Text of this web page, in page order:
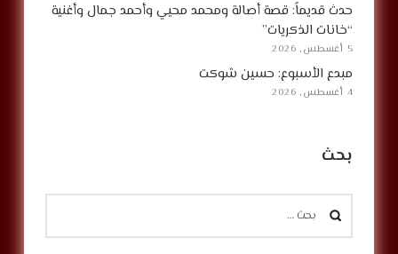
حدث قديماً: قصة أصالة ومحمد محيي وأحمد جمال وأغنية
“خانات الذكريات”
5 أغسطس, 2026
مبدع الأسبوع: حسين شوكت
4 أغسطس, 2026
بحث
البحث
عن: